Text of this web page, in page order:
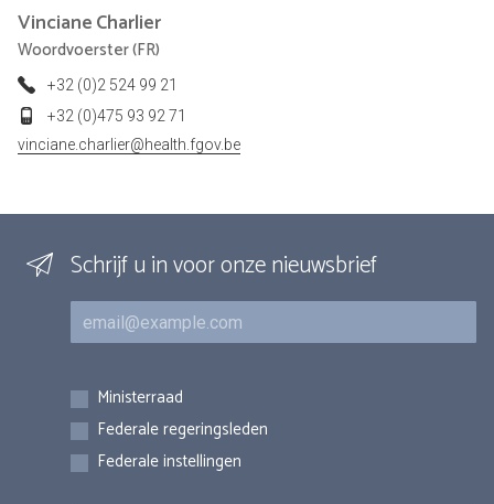
VincianeCharlier
Woordvoerster (FR)
+32 (0)2 524 99 21
+32 (0)475 93 92 71
vinciane.charlier@health.fgov.be
Schrijf u in voor onze nieuwsbrief
E-mail
Inschrijvingen
Ministerraad
Federale regeringsleden
Federale instellingen